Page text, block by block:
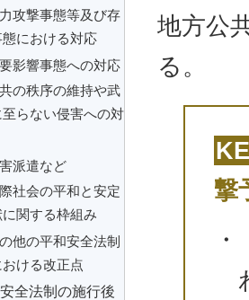
攻撃事態等及び存
における対応
影響事態への対応
の秩序の維持や武
らない侵害への対
派遣など
社会の平和と安定
関する枠組み
他の平和安全法制
ける改正点
全法制の施行後
地方公
る。
撃